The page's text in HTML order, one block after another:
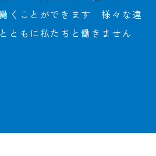
くことができます 様々な違
ともに私たちと働きません